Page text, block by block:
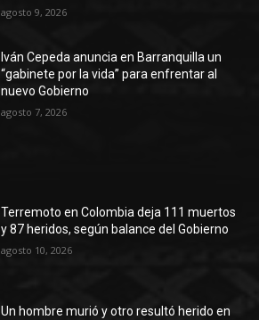
agosto 9, 2026
Iván Cepeda anuncia en Barranquilla un
“gabinete por la vida” para enfrentar al
nuevo Gobierno
agosto 7, 2026
Terremoto en Colombia deja 111 muertos
y 87 heridos, según balance del Gobierno
agosto 10, 2026
Un hombre murió y otro resultó herido en